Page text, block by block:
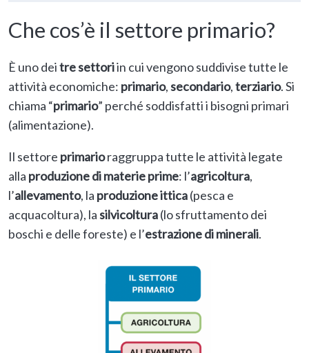
Che cos’è il settore primario?
È uno deitre settoriin cui vengono suddivise tutte le
attività economiche: primario,secondario,terziario. Si
chiama “primario” perché soddisfatti i bisogni primari
(alimentazione).
Il settore primarioraggruppa tutte le attività legate
alla produzione dimaterie prime: l’agricoltura,
l’allevamento, la produzione ittica(pesca e
acquacoltura), lasilvicoltura(lo sfruttamento dei
boschi e delle foreste) e l’estrazione di minerali.